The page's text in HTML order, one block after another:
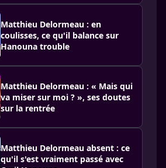
Matthieu Delormeau : en
coulisses, ce qu'il balance sur
Hanouna trouble
Matthieu Delormeau : « Mais qui
va miser sur moi ? », ses doutes
sur la rentrée
Matthieu Delormeau absent : ce
qu'il s'est vraiment passé avec